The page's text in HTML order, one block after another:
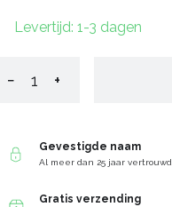
Levertijd: 1-3 dagen
− +
Gevestigde naam
Al meer dan 25 jaar vertrouwd
Gratis verzending